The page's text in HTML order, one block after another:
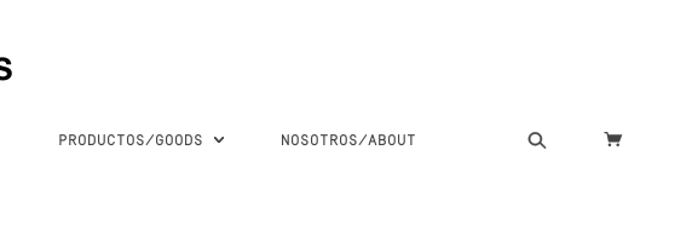
PRODUCTOS/GOODS NOSOTROS/ABOUT